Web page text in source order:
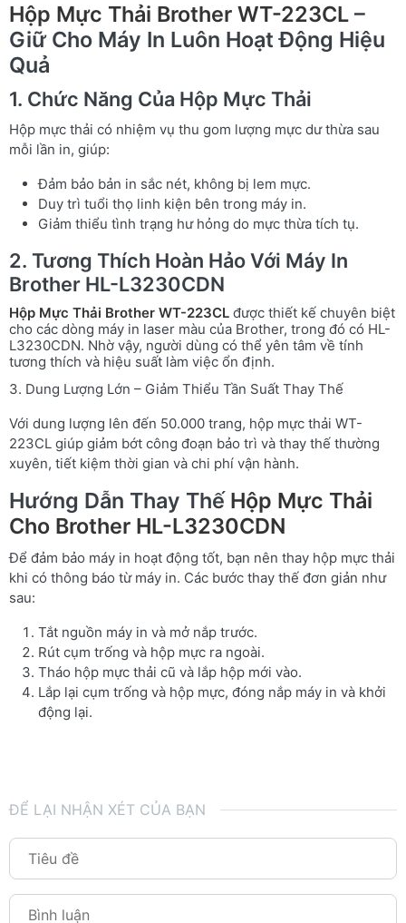
Hộp Mực Thải Brother WT-223CL –
Giữ Cho Máy In Luôn Hoạt Động Hiệu
Quả
1. Chức Năng Của Hộp Mực Thải
Hộp mực thải có nhiệm vụ thu gom lượng mực dư thừa sau
mỗi lần in, giúp:
Đảm bảo bản in sắc nét, không bị lem mực.
Duy trì tuổi thọ linh kiện bên trong máy in.
Giảm thiểu tình trạng hư hỏng do mực thừa tích tụ.
2. Tương Thích Hoàn Hảo Với Máy In
Brother HL-L3230CDN
Hộp Mực Thải Brother WT-223CL được thiết kế chuyên biệt
cho các dòng máy in laser màu của Brother, trong đó có HL-
L3230CDN. Nhờ vậy, người dùng có thể yên tâm về tính
tương thích và hiệu suất làm việc ổn định.
3. Dung Lượng Lớn – Giảm Thiểu Tần Suất Thay Thế
Với dung lượng lên đến 50.000 trang, hộp mực thải WT-
223CL giúp giảm bớt công đoạn bảo trì và thay thế thường
xuyên, tiết kiệm thời gian và chi phí vận hành.
Hướng Dẫn Thay Thế Hộp Mực Thải
Cho Brother HL-L3230CDN
Để đảm bảo máy in hoạt động tốt, bạn nên thay hộp mực thải
khi có thông báo từ máy in. Các bước thay thế đơn giản như
sau:
Tắt nguồn máy in và mở nắp trước.
Rút cụm trống và hộp mực ra ngoài.
Tháo hộp mực thải cũ và lắp hộp mới vào.
Lắp lại cụm trống và hộp mực, đóng nắp máy in và khởi
động lại.
ĐỂ LẠI NHẬN XÉT CỦA BẠN